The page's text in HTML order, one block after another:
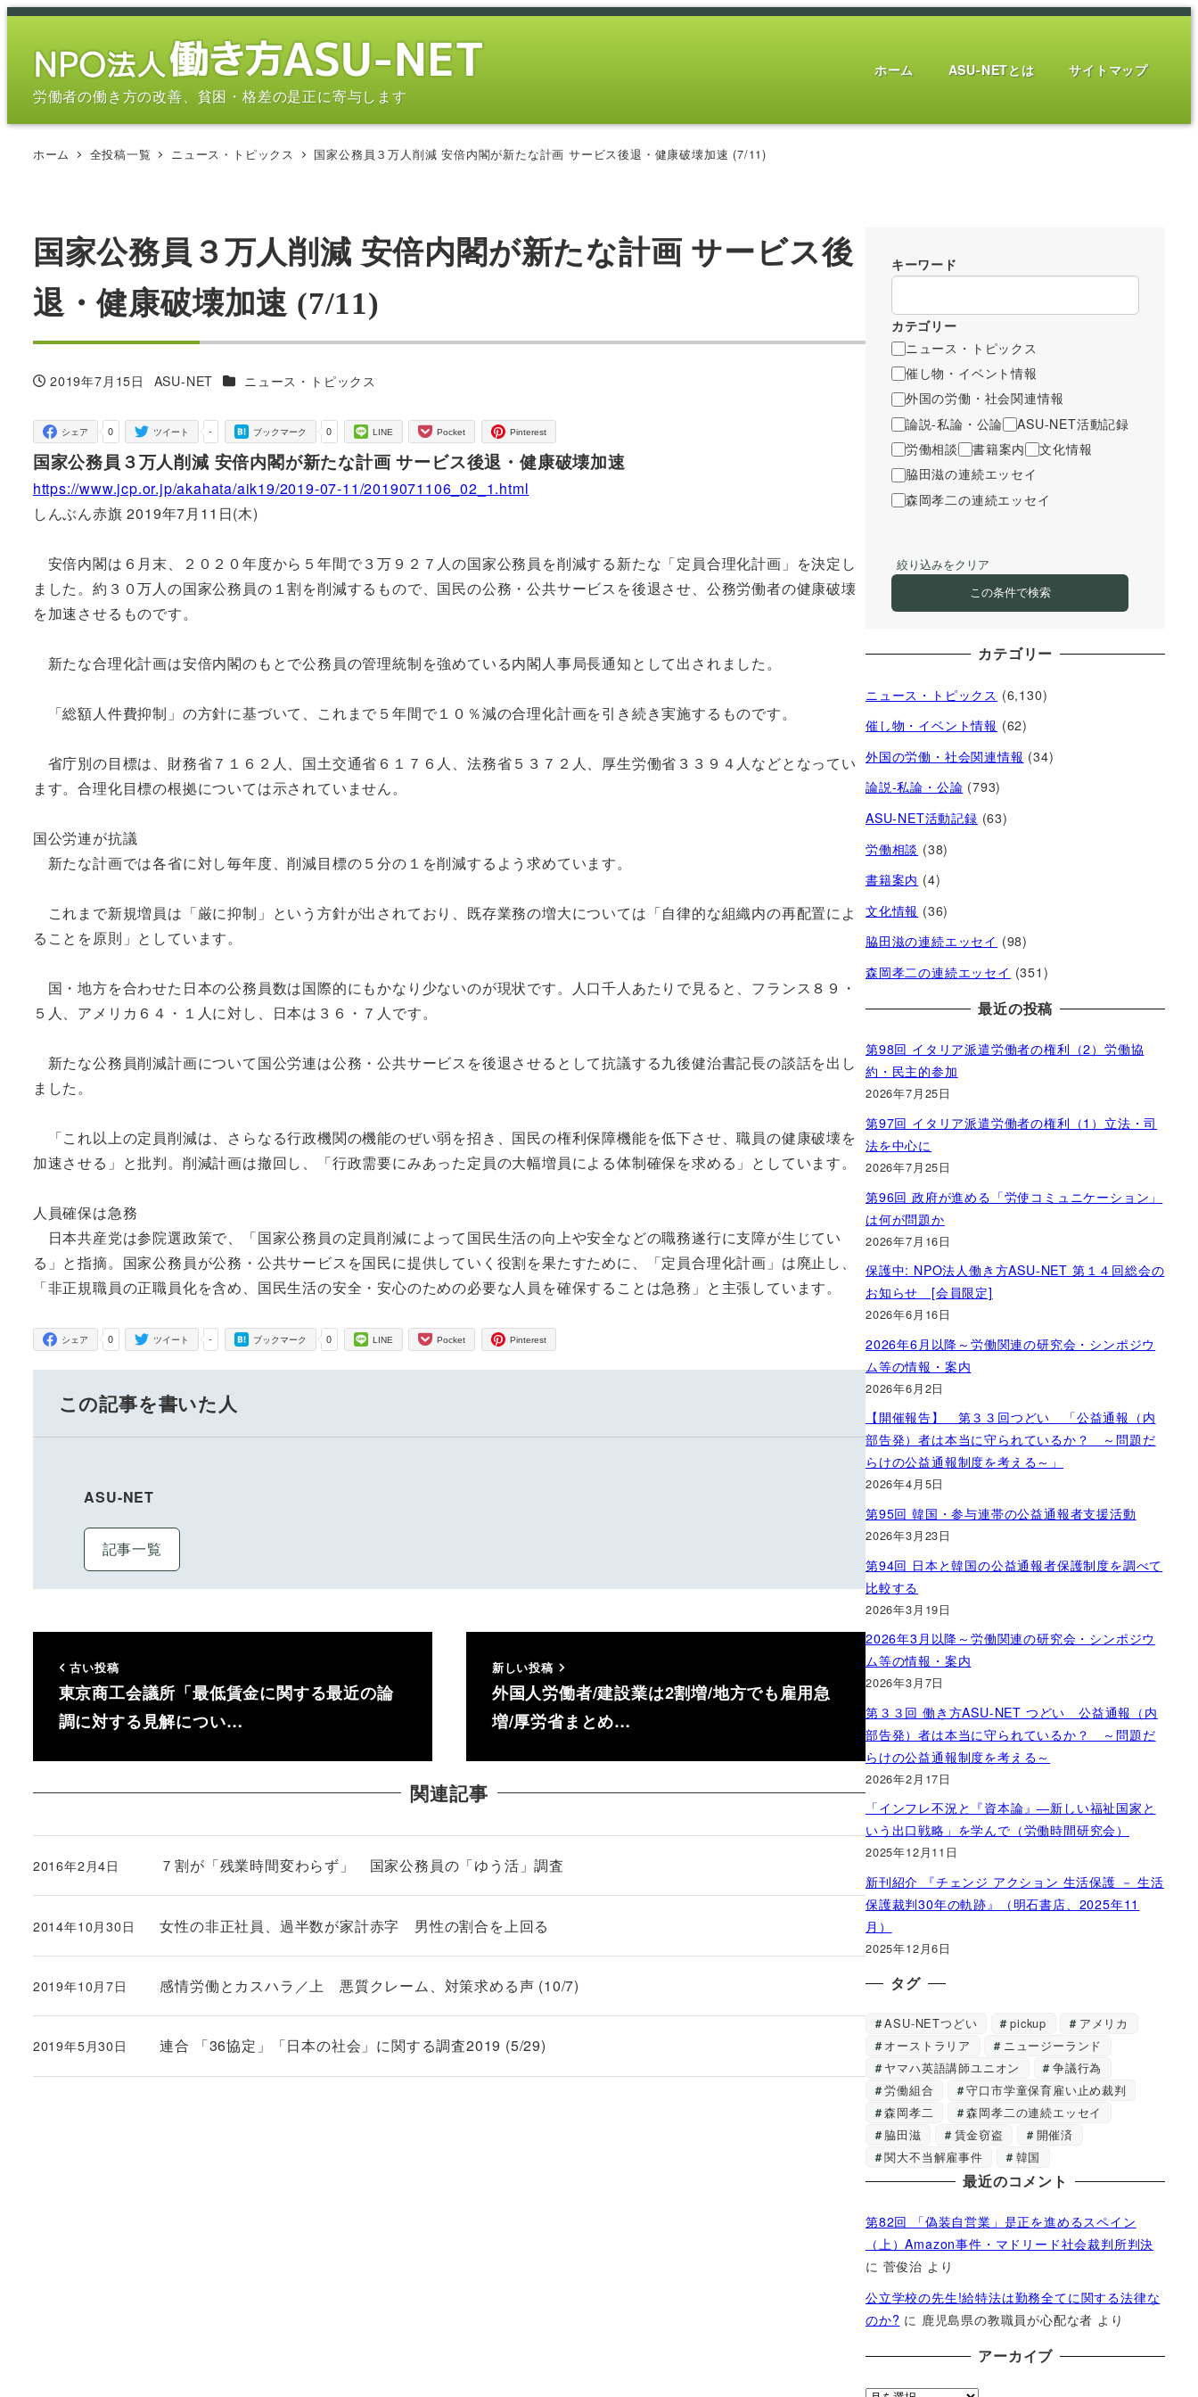
メ
労働者の働き方の改善、貧困・格差の是正に寄与します
ホーム ASU-NETとは サイトマップ
ホーム 全投稿一覧 ニュース・トピックス 国家公務員３万人削減 安倍内閣が新たな計画 サービス後退・健康破壊加速 (7/11)
国家公務員３万人削減 安倍内閣が新たな計画 サービス後
退・健康破壊加速 (7/11)
投稿日
2019年7月15日
著
ASU-NET カテゴリー
ニュース・トピックス
0
シェア -
ツイート 0
ブックマーク LINE Pocket Pinterest
国家公務員３万人削減 安倍内閣が新たな計画 サービス後退・健康破壊加速
https://www.jcp.or.jp/akahata/aik19/2019-07-11/2019071106_02_1.html
しんぶん赤旗 2019年7月11日(木)
安倍内閣は６月末、２０２０年度から５年間で３万９２７人の国家公務員を削減する新たな「定員合理化計画」を決定し
ました。約３０万人の国家公務員の１割を削減するもので、国民の公務・公共サービスを後退させ、公務労働者の健康破壊
を加速させるものです。
新たな合理化計画は安倍内閣のもとで公務員の管理統制を強めている内閣人事局長通知として出されました。
「総額人件費抑制」の方針に基づいて、これまで５年間で１０％減の合理化計画を引き続き実施するものです。
省庁別の目標は、財務省７１６２人、国土交通省６１７６人、法務省５３７２人、厚生労働省３３９４人などとなってい
ます。合理化目標の根拠については示されていません。
国公労連が抗議
新たな計画では各省に対し毎年度、削減目標の５分の１を削減するよう求めています。
これまで新規増員は「厳に抑制」という方針が出されており、既存業務の増大については「自律的な組織内の再配置によ
ることを原則」としています。
国・地方を合わせた日本の公務員数は国際的にもかなり少ないのが現状です。人口千人あたりで見ると、フランス８９・
５人、アメリカ６４・１人に対し、日本は３６・７人です。
新たな公務員削減計画について国公労連は公務・公共サービスを後退させるとして抗議する九後健治書記長の談話を出し
ました。
「これ以上の定員削減は、さらなる行政機関の機能のぜい弱を招き、国民の権利保障機能を低下させ、職員の健康破壊を
加速させる」と批判。削減計画は撤回し、「行政需要にみあった定員の大幅増員による体制確保を求める」としています。
人員確保は急務
日本共産党は参院選政策で、「国家公務員の定員削減によって国民生活の向上や安全などの職務遂行に支障が生じてい
る」と指摘。国家公務員が公務・公共サービスを国民に提供していく役割を果たすために、「定員合理化計画」は廃止し、
「非正規職員の正職員化を含め、国民生活の安全・安心のための必要な人員を確保することは急務」と主張しています。
0
シェア -
ツイート 0
ブックマーク LINE Pocket Pinterest
この記事を書いた人
ASU-NET
記事一覧
古い投稿
東京商工会議所「最低賃金に関する最近の論
調に対する見解につい…
新しい投稿
外国人労働者/建設業は2割増/地方でも雇用急
増/厚労省まとめ…
関連記事
７割が「残業時間変わらず」 国家公務員の「ゆう活」調査
投稿日
2016年2月4日
女性の非正社員、過半数が家計赤字 男性の割合を上回る
投稿日
2014年10月30日
感情労働とカスハラ／上 悪質クレーム、対策求める声 (10/7)
投稿日
2019年10月7日
連合 「36協定」「日本の社会」に関する調査2019 (5/29)
投稿日
2019年5月30日
キーワード
カテゴリー
ニュース・トピックス
催し物・イベント情報
外国の労働・社会関連情報
論説-私論・公論
ASU-NET活動記録
労働相談
書籍案内
文化情報
脇田滋の連続エッセイ
森岡孝二の連続エッセイ
絞り込みをクリア
この条件で検索
カテゴリー
ニュース・トピックス (6,130)
催し物・イベント情報 (62)
外国の労働・社会関連情報 (34)
論説-私論・公論 (793)
ASU-NET活動記録 (63)
労働相談 (38)
書籍案内 (4)
文化情報 (36)
脇田滋の連続エッセイ (98)
森岡孝二の連続エッセイ (351)
最近の投稿
第98回 イタリア派遣労働者の権利（2）労働協
約・民主的参加
2026年7月25日
第97回 イタリア派遣労働者の権利（1）立法・司
法を中心に
2026年7月25日
第96回 政府が進める「労使コミュニケーション」
は何が問題か
2026年7月16日
保護中: NPO法人働き方ASU-NET 第１４回総会の
お知らせ [会員限定]
2026年6月16日
2026年6月以降～労働関連の研究会・シンポジウ
ム等の情報・案内
2026年6月2日
【開催報告】 第３３回つどい 「公益通報（内
部告発）者は本当に守られているか？ ～問題だ
らけの公益通報制度を考える～」
2026年4月5日
第95回 韓国・参与連帯の公益通報者支援活動
2026年3月23日
第94回 日本と韓国の公益通報者保護制度を調べて
比較する
2026年3月19日
2026年3月以降～労働関連の研究会・シンポジウ
ム等の情報・案内
2026年3月7日
第３３回 働き方ASU-NET つどい 公益通報（内
部告発）者は本当に守られているか？ ～問題だ
らけの公益通報制度を考える～
2026年2月17日
「インフレ不況と『資本論』―新しい福祉国家と
いう出口戦略」を学んで（労働時間研究会）
2025年12月11日
新刊紹介 『チェンジ アクション 生活保護 － 生活
保護裁判30年の軌跡』（明石書店、2025年11
月）
2025年12月6日
タグ
ASU-NETつどい pickup
アメリカ
オーストラリア
ニュージーランド
ヤマハ英語講師ユニオン
争議行為
労働組合
守口市学童保育雇い止め裁判
森岡孝二
森岡孝二の連続エッセイ
脇田滋
賃金窃盗
開催済
関大不当解雇事件
韓国
最近のコメント
第82回 「偽装自営業」是正を進めるスペイン
（上）Amazon事件・マドリード社会裁判所判決
に 菅俊治 より
公立学校の先生!給特法は勤務全てに関する法律な
のか? に 鹿児島県の教職員が心配な者 より
アーカイブ